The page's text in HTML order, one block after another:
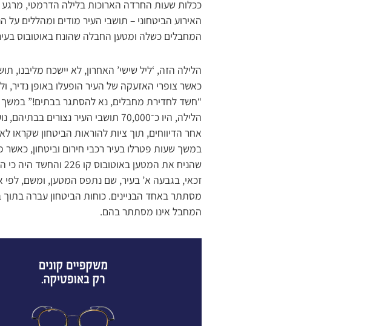
ככלות שעות החרדה הארוכות בלילה הדרמטי,
האירוע הביטחוני – תושבי העיר מודים ומהללים על
המחבלים כשלה ומטען החבלה שהונח באוטובוס
הלילה הזה, ‘ליל שישי’ האחרון, לא יישכח מליבנו,
כאשר צופרי האזעקה של העיר הופעלו באופן
הלילה, היו כ־70,000 תושבי העיר
אחר הדיווחים, תוך ציות להוראות הביטחון
במשך שעות פטרלו בעיר רכבי חירום וביטחון,
שהניח את המטען
זכאי, בגבעה א’ בעיר, שם נתפס המטען, ומשם,
מסתתר באחד הבניינים. כוחות הביטחון עברה בתוך
המחבל אינו מסתתר בהם.